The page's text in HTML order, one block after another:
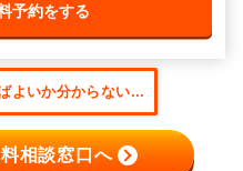
予約をする
よいか分からない...
相談窓口へ